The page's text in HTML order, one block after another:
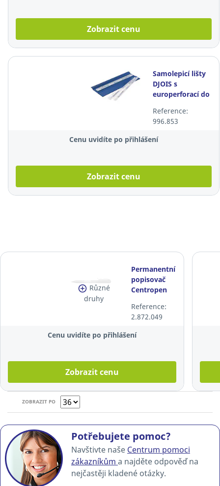
Zobrazit cenu
Samolepicí lišty
DJOIS s
europerforací do
balení 50 kusů
Reference:
996.853
Cenu uvidíte po přihlášení
Zobrazit cenu
Různé
druhy
Permanentní
popisovač
Centropen
Reference:
2.872.049
Cenu uvidíte po přihlášení
Zobrazit cenu
ZOBRAZIT PO
Potřebujete pomoc?
Navštivte naše Centrum pomoci
zákazníkům a najděte odpověď na
nejčastěji kladené otázky.